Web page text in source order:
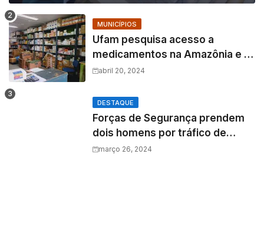
MUNICÍPIOS
Ufam pesquisa acesso a
medicamentos na Amazônia e o
fator amazônico sobre a
abril 20, 2024
DESTAQUE
Forças de Segurança prendem
dois homens por tráfico de
drogas e porte ilegal de arma de
março 26, 2024